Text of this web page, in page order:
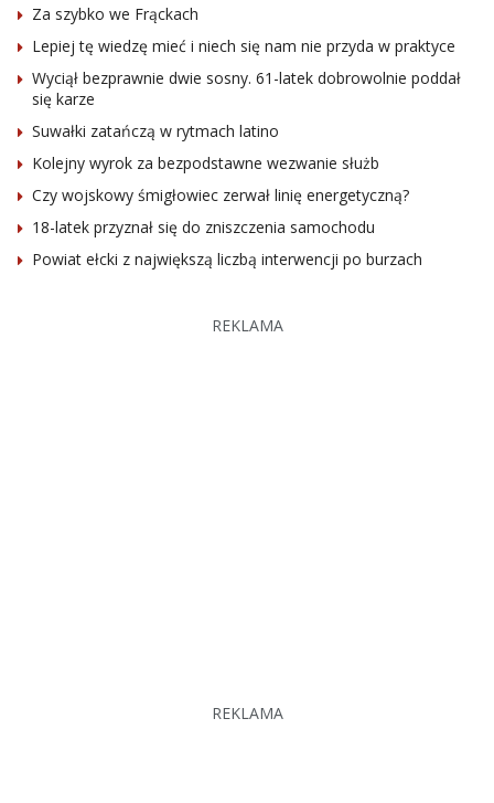
Za szybko we Frąckach
Lepiej tę wiedzę mieć i niech się nam nie przyda w praktyce
Wyciął bezprawnie dwie sosny. 61-latek dobrowolnie poddał
się karze
Suwałki zatańczą w rytmach latino
Kolejny wyrok za bezpodstawne wezwanie służb
Czy wojskowy śmigłowiec zerwał linię energetyczną?
18-latek przyznał się do zniszczenia samochodu
Powiat ełcki z największą liczbą interwencji po burzach
REKLAMA
REKLAMA